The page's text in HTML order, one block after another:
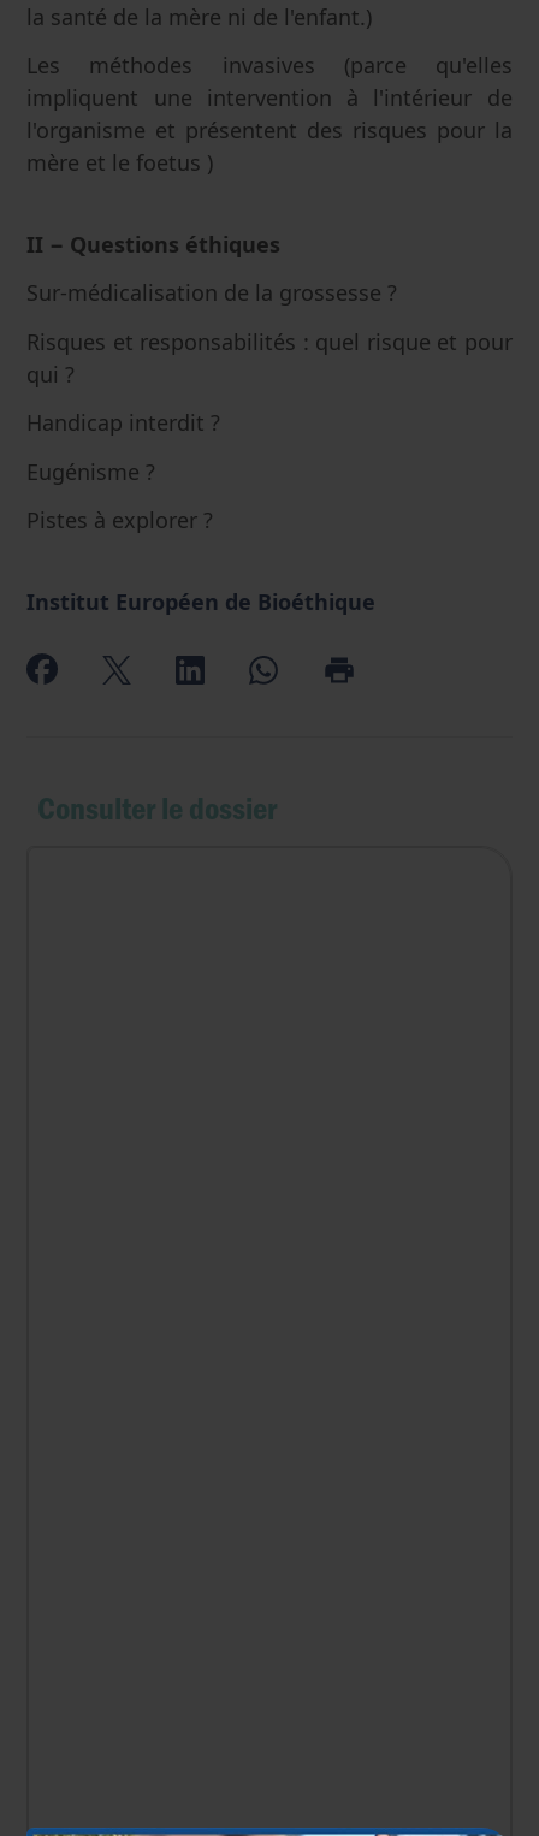
la santé de la mère ni de l'enfant.)
Les méthodes invasives (parce qu'elles
impliquent une intervention à l'intérieur de
l'organisme et présentent des risques pour la
mère et le foetus )
II − Questions éthiques
Sur-médicalisation de la grossesse ?
Risques et responsabilités : quel risque et pour
qui ?
Handicap interdit ?
Eugénisme ?
Pistes à explorer ?
Institut Européen de Bioéthique
Consulter le dossier